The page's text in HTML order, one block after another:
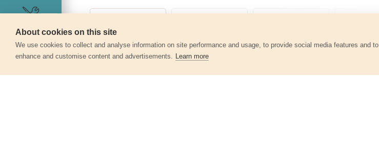
Szerviz
About cookies on this site
We use cookies to collect and analyse information on site performance and usage, to provide social media features and to
enhance and customise content and advertisements. Learn more